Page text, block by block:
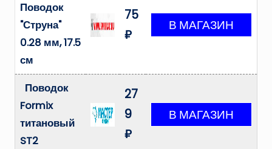
Поводок
"Струна"
0.28 мм, 17.5
см
75
₽
Поводок
Formix
титановый
ST2
27
9
₽